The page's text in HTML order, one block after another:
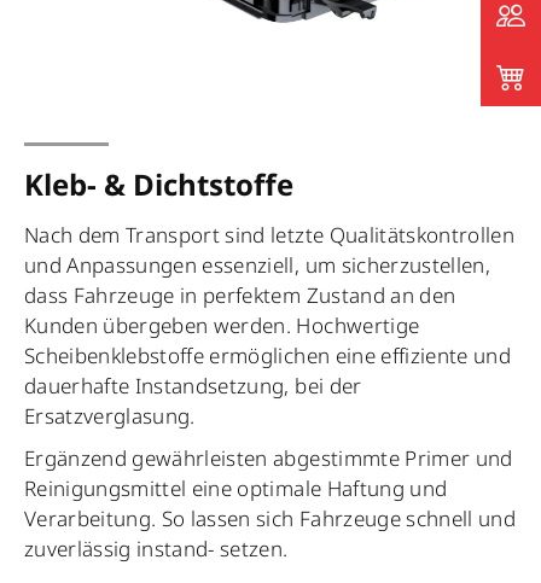
Kleb- & Dichtstoffe
Nach dem Transport sind letzte Qualitätskontrollen
und Anpassungen essenziell, um sicherzustellen,
dass Fahrzeuge in perfektem Zustand an den
Kunden übergeben werden. Hochwertige
Scheibenklebstoffe ermöglichen eine effiziente und
dauerhafte Instandsetzung, bei der
Ersatzverglasung.
Ergänzend gewährleisten abgestimmte Primer und
Reinigungsmittel eine optimale Haftung und
Verarbeitung. So lassen sich Fahrzeuge schnell und
zuverlässig instand- setzen.